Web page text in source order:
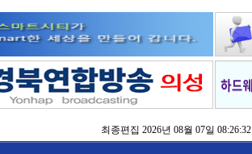
최종편집 2026년 08월 07일 08:26:32